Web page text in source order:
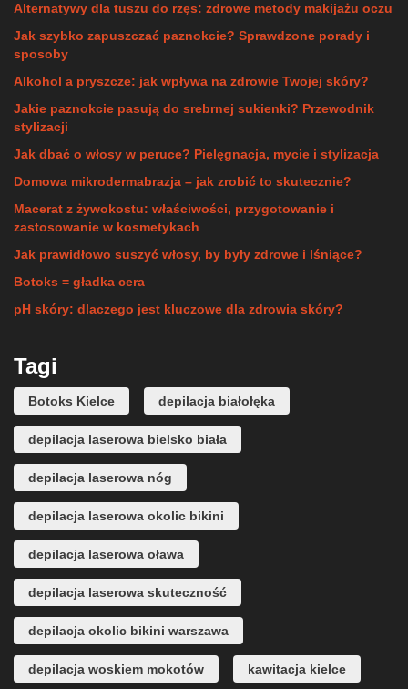
Alternatywy dla tuszu do rzęs: zdrowe metody makijażu oczu
Jak szybko zapuszczać paznokcie? Sprawdzone porady i
sposoby
Alkohol a pryszcze: jak wpływa na zdrowie Twojej skóry?
Jakie paznokcie pasują do srebrnej sukienki? Przewodnik
stylizacji
Jak dbać o włosy w peruce? Pielęgnacja, mycie i stylizacja
Domowa mikrodermabrazja – jak zrobić to skutecznie?
Macerat z żywokostu: właściwości, przygotowanie i
zastosowanie w kosmetykach
Jak prawidłowo suszyć włosy, by były zdrowe i lśniące?
Botoks = gładka cera
pH skóry: dlaczego jest kluczowe dla zdrowia skóry?
Tagi
Botoks Kielce depilacja białołęka
depilacja laserowa bielsko biała
depilacja laserowa nóg
depilacja laserowa okolic bikini
depilacja laserowa oława
depilacja laserowa skuteczność
depilacja okolic bikini warszawa
depilacja woskiem mokotów kawitacja kielce